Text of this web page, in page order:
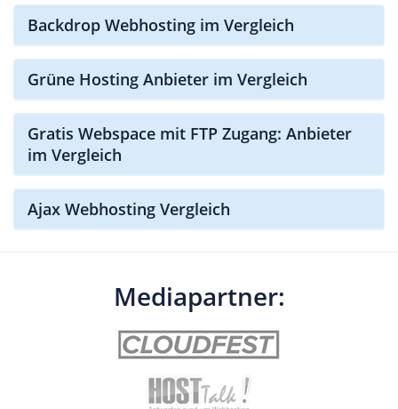
Backdrop Webhosting im Vergleich
Grüne Hosting Anbieter im Vergleich
Gratis Webspace mit FTP Zugang: Anbieter
im Vergleich
Ajax Webhosting Vergleich
Mediapartner: